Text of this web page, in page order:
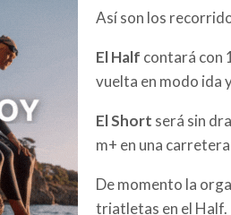
Así son los
El Half contará con
vuelta en modo ida
El Short será sin
m+ en una
De momento la
triatletas en el Half.